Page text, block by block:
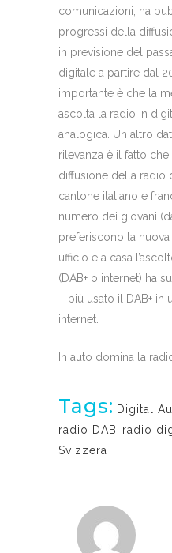
comunicazioni, ha
progressi della
in previsione del
digitale a partire dal
importante è che la
ascolta la radio in
analogica. Un altro
rilevanza è il fatto
diffusione della radio
cantone italiano e
numero dei giovani
preferiscono la
ufficio e a casa
(DAB+ o internet) ha
– più usato il DAB+ in
internet.
In auto domina la
Tags: Digital
radio DAB
radio
Svizzera